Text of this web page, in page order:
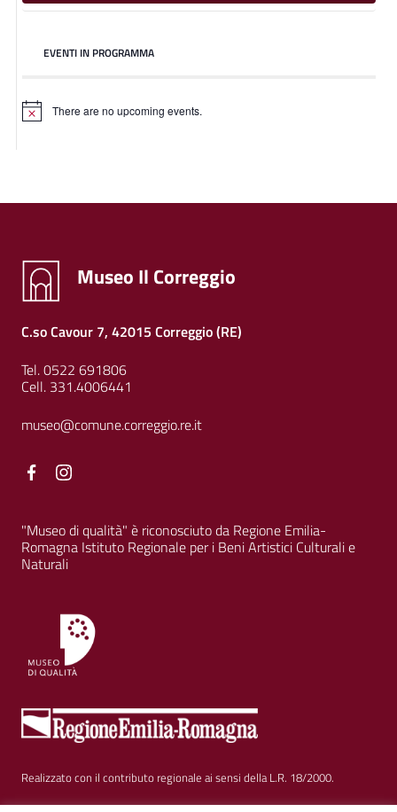
EVENTI IN PROGRAMMA
There are no upcoming events.
Museo Il Correggio
C.so Cavour 7, 42015 Correggio (RE)
Tel. 0522 691806
Cell. 331.4006441
museo@comune.correggio.re.it
Facebook
"Museo di qualità" è riconosciuto da Regione Emilia-
Romagna Istituto Regionale per i Beni Artistici Culturali e
Naturali
Realizzato con il contributo regionale ai sensi della L.R. 18/2000.